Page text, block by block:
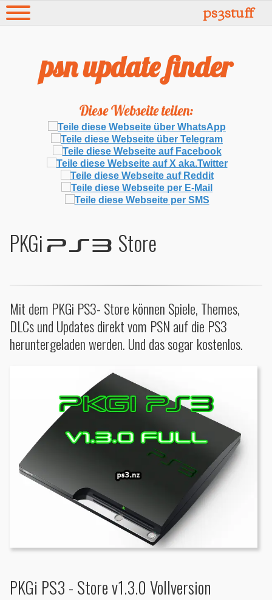
ps3stuff
psn update finder
Diese Webseite teilen:
PKGi PS3 Store
Mit dem PKGi PS3- Store können Spiele, Themes,
DLCs und Updates direkt vom PSN auf die PS3
heruntergeladen werden. Und das sogar kostenlos.
PKGi PS3 - Store v1.3.0 Vollversion